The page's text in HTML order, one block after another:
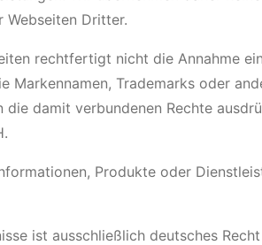
Webseiten Dritter.
rechtfertigt nicht die Annahme
Markennamen, Trademarks oder
damit verbundenen Rechte
Produkte oder
ist ausschließlich deutsches